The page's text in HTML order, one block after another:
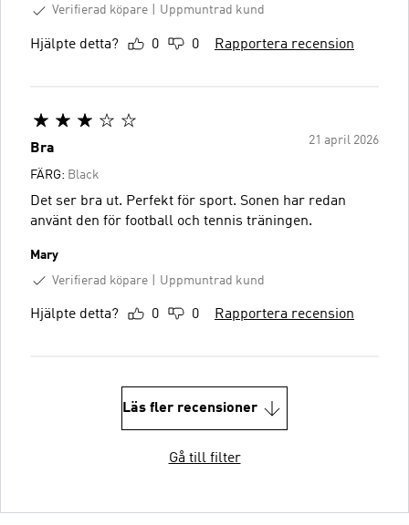
Verifierad köpare
Uppmuntrad kund
Hjälpte detta? 0 0 Rapportera recension
21 april 2026
Bra
FÄRG: Black
Det ser bra ut. Perfekt för sport. Sonen har redan
använt den för football och tennis träningen.
Mary
Verifierad köpare
Uppmuntrad kund
Hjälpte detta? 0 0 Rapportera recension
Läs fler recensioner
Gå till filter